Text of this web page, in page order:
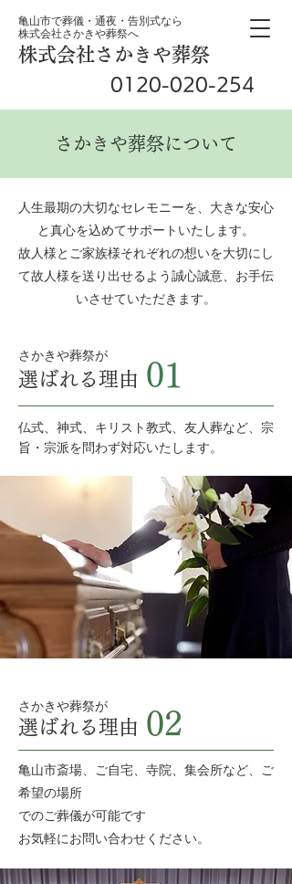
株式会社さかきや葬祭
0120-020-254
​亀山市で葬儀・通夜・告別式なら
株式会社さかきや葬祭へ
さかきや葬祭について
人生最期の大切なセレモニーを、大きな安心
と真心を込めてサポートいたします。
故人様とご家族様それぞれの想いを大切にし
て故人様を送り出せるよう誠心誠意、お手伝
いさせていただきます。
さかきや葬祭が
選ばれる理由 01
仏式、神式、キリスト教式、友人葬など、宗
旨・宗派を問わず対応いたします。
さかきや葬祭が
選ばれる理由 02
亀山市斎場、ご自宅、寺院、集会所など、ご
希望の場所
でのご葬儀が可能です
お気軽にお問い合わせください。